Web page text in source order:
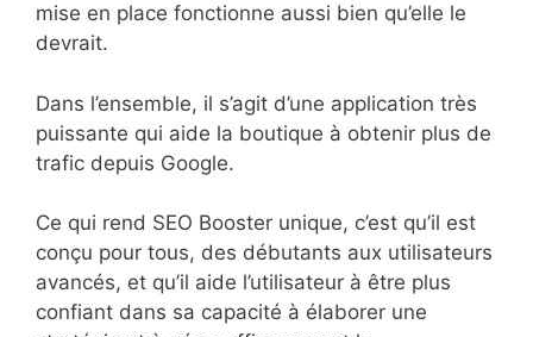
mise en place fonctionne aussi bien qu’elle le
devrait.
Dans l’ensemble, il s’agit d’une application très
puissante qui aide la boutique à obtenir plus de
trafic depuis Google.
Ce qui rend SEO Booster unique, c’est qu’il est
conçu pour tous, des débutants aux utilisateurs
avancés, et qu’il aide l’utilisateur à être plus
confiant dans sa capacité à élaborer une